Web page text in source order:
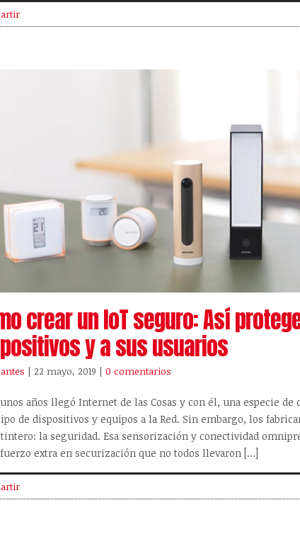
crear un IoT seguro: Así
y a sus usuarios
| 22 mayo, 2019 | 0 comentarios
años llegó Internet de las Cosas y con él, una especie de
de dispositivos y equipos a la Red. Sin embargo, los
la seguridad. Esa sensorización y conectividad
extra en securización que no todos llevaron […]